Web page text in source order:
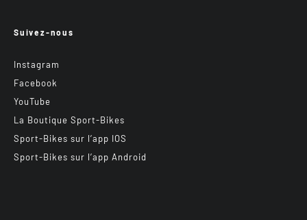
Suivez-nous
Instagram
Facebook
YouTube
La Boutique Sport-Bikes
Sport-Bikes sur l’app IOS
Sport-Bikes sur l’app Android